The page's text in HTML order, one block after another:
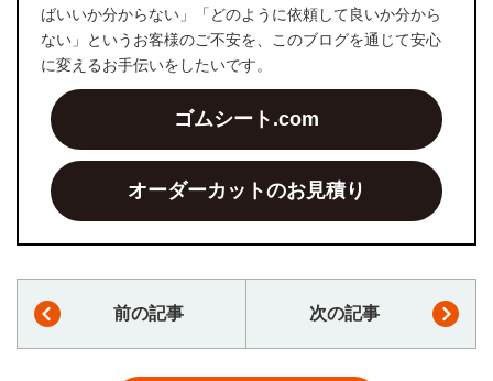
ばいいか分からない」「どのように依頼して良いか分から
ない」というお客様のご不安を、このブログを通じて安心
に変えるお手伝いをしたいです。
ゴムシート.com
オーダーカットのお見積り
前の記事 次の記事